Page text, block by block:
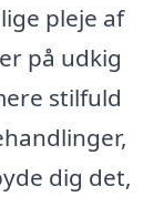
pleje af
på udkig
stilfuld
dig det,